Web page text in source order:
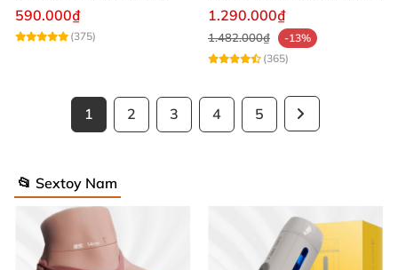
Silicon Tự Sướng
590.000₫
(375)
siêu thực
1.290.000₫
1.482.000₫
-13%
(365)
1 2 3 4 5
📂 Sextoy Nam